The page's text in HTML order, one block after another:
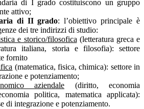
di I grado costituiscono un gruppo
attivo;
di II grado: l’obiettivo principale è
dei tre indirizzi di studio:
e storico/filosofica(letteratura greca e
italiana, storia e filosofia): settore
fornito
(matematica, fisica, chimica): settore in
e potenziamento;
aziendale (diritto, economia
politica, matematica applicata):
di integrazione e potenziamento.